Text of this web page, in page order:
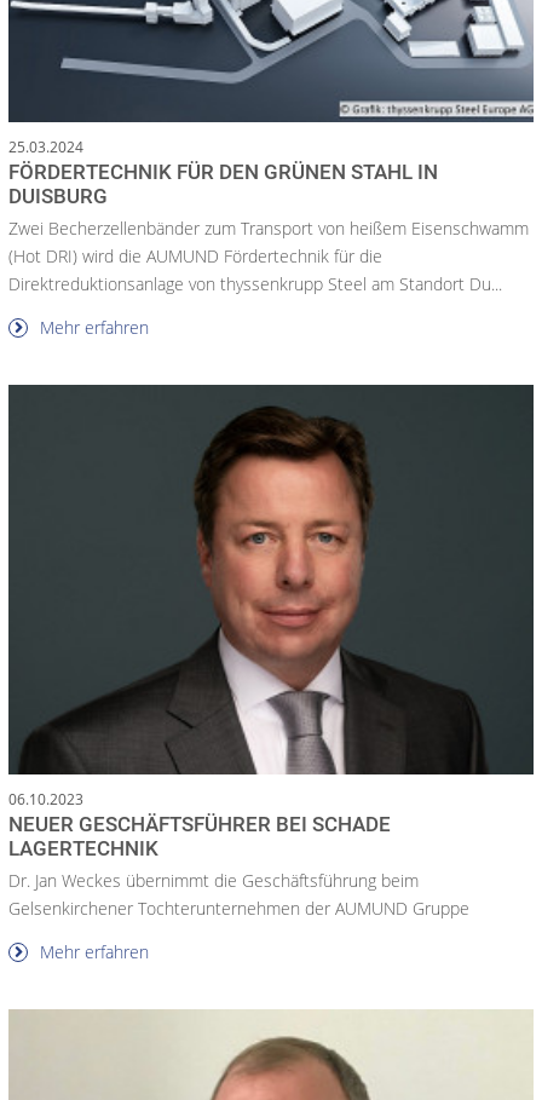
25.03.2024
FÖRDERTECHNIK FÜR DEN GRÜNEN STAHL IN
DUISBURG
Zwei Becherzellenbänder zum Transport von heißem Eisenschwamm
(Hot DRI) wird die AUMUND Fördertechnik für die
Direktreduktionsanlage von thyssenkrupp Steel am Standort Du...
Mehr erfahren
06.10.2023
NEUER GESCHÄFTSFÜHRER BEI SCHADE
LAGERTECHNIK
Dr. Jan Weckes übernimmt die Geschäftsführung beim
Gelsenkirchener Tochterunternehmen der AUMUND Gruppe
Mehr erfahren